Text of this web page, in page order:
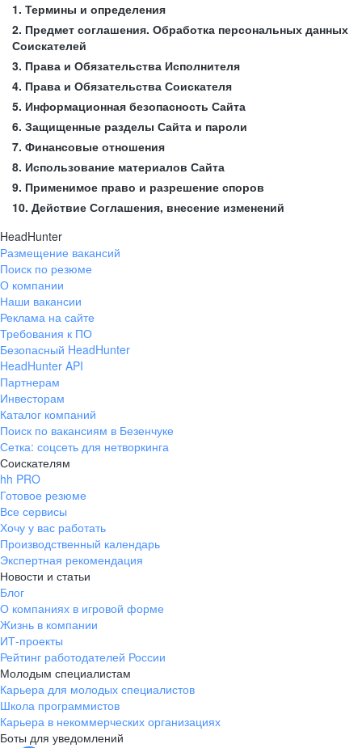
1. Термины и определения
2. Предмет соглашения. Обработка персональных данных
Соискателей
3. Права и Обязательства Исполнителя
4. Права и Обязательства Соискателя
5. Информационная безопасность Сайта
6. Защищенные разделы Сайта и пароли
7. Финансовые отношения
8. Использование материалов Сайта
9. Применимое право и разрешение споров
10. Действие Соглашения, внесение изменений
HeadHunter
Размещение вакансий
Поиск по резюме
О компании
Наши вакансии
Реклама на сайте
Требования к ПО
Безопасный HeadHunter
HeadHunter API
Партнерам
Инвесторам
Каталог компаний
Поиск по вакансиям в Безенчуке
Сетка: соцсеть для нетворкинга
Соискателям
hh PRO
Готовое резюме
Все сервисы
Хочу у вас работать
Производственный календарь
Экспертная рекомендация
Новости и статьи
Блог
О компаниях в игровой форме
Жизнь в компании
ИТ-проекты
Рейтинг работодателей России
Молодым специалистам
Карьера для молодых специалистов
Школа программистов
Карьера в некоммерческих организациях
Боты для уведомлений